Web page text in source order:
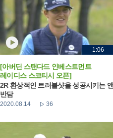
1:06
[아버딘 스탠다드 인베스트먼트
레이디스 스코티시 오픈]
2R 환상적인 트러블샷을 성공시키는 앤
반담
2020.08.14 36